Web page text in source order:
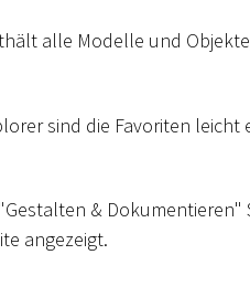
alle Modelle und
sind die Favoriten leicht
& Dokumentieren"
angezeigt.